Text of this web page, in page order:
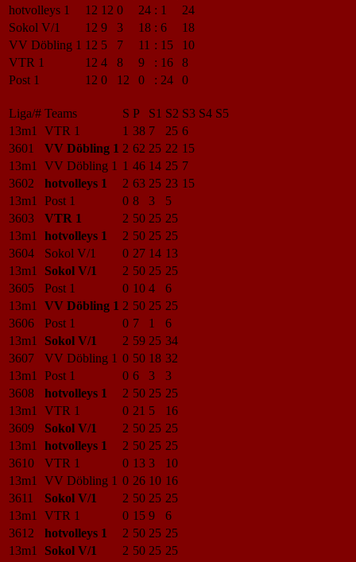
hotvolleys 1
12 12 0 24 : 1
24
Sokol V/1
12 9 3 18 : 6
18
VV Döbling 1 12 5 7 11 : 15
10
VTR 1
12 4 8 9 : 16
8
Post 1
12 0 12 0 : 24 0
Liga/# Teams S P S1 S2 S3 S4 S5
13m1
VTR 1 1 38 7 25 6
3601
VV Döbling 1 2 62 25 22 15
13m1
VV Döbling 1 1 46 14 25 7
3602
hotvolleys 1 2 63 25 23 15
13m1
Post 1 0 8 3
5
3603
VTR 1 2 50 25 25
13m1
hotvolleys 1 2 50 25 25
3604
Sokol V/1 0 27 14 13
13m1
Sokol V/1 2 50 25 25
3605
Post 1 0 10 4
6
13m1
VV Döbling 1 2 50 25 25
3606
Post 1 0 7 1
6
13m1
Sokol V/1 2 59 25 34
3607
VV Döbling 1 0 50 18 32
13m1
Post 1 0 6 3
3
3608
hotvolleys 1 2 50 25 25
13m1
VTR 1 0 21 5
16
3609
Sokol V/1 2 50 25 25
13m1
hotvolleys 1 2 50 25 25
3610
VTR 1 0 13 3
10
13m1
VV Döbling 1 0 26 10 16
3611
Sokol V/1 2 50 25 25
13m1
VTR 1 0 15 9
6
3612
hotvolleys 1 2 50 25 25
13m1
Sokol V/1 2 50 25 25